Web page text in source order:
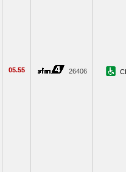
05.55 26406